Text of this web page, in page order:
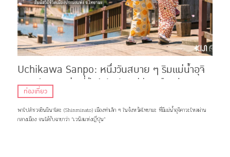
Uchikawa Sanpo: หนึ่งวันสบาย ๆ ริมแม่น้ำอุจิ
คาวะ ‘เวนิสแห่งญี่ปุ่น’ สัมผัสวิถีชีวิตเมืองประมง
แห่ง จ.โทยามะ
ท่องเที่ยว
พาไปสำรวจชินมินาโตะ (Shinminato) เมืองท่าเล็ก ๆ ในจังหวัดโทยามะ ที่มีแม่น้ำอุจิคาวะไหลผ่าน
กลางเมือง จนได้รับฉายาว่า “เวนิสแห่งญี่ปุ่น”